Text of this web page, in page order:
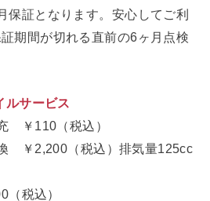
保証となります。安心してご利
期間が切れる直前の6ヶ月点検
サービス
￥110（税込）
￥2,200（税込）排気量125cc
税込）